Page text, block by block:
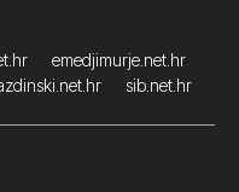
emedjimurje.net.hr
sib.net.hr